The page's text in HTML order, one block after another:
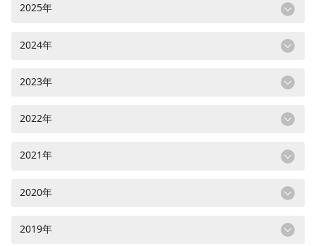
2025年
2024年
2023年
2022年
2021年
2020年
2019年